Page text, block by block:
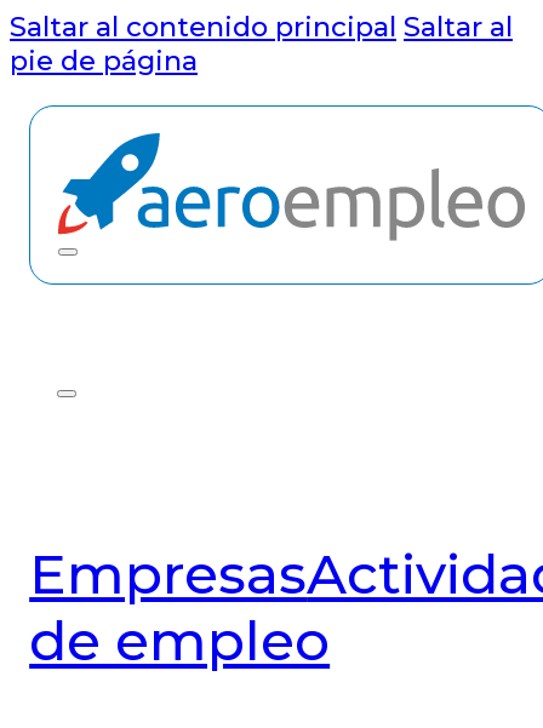
Saltar al contenido principal Saltar al
pie de página
Empresas
de empleo